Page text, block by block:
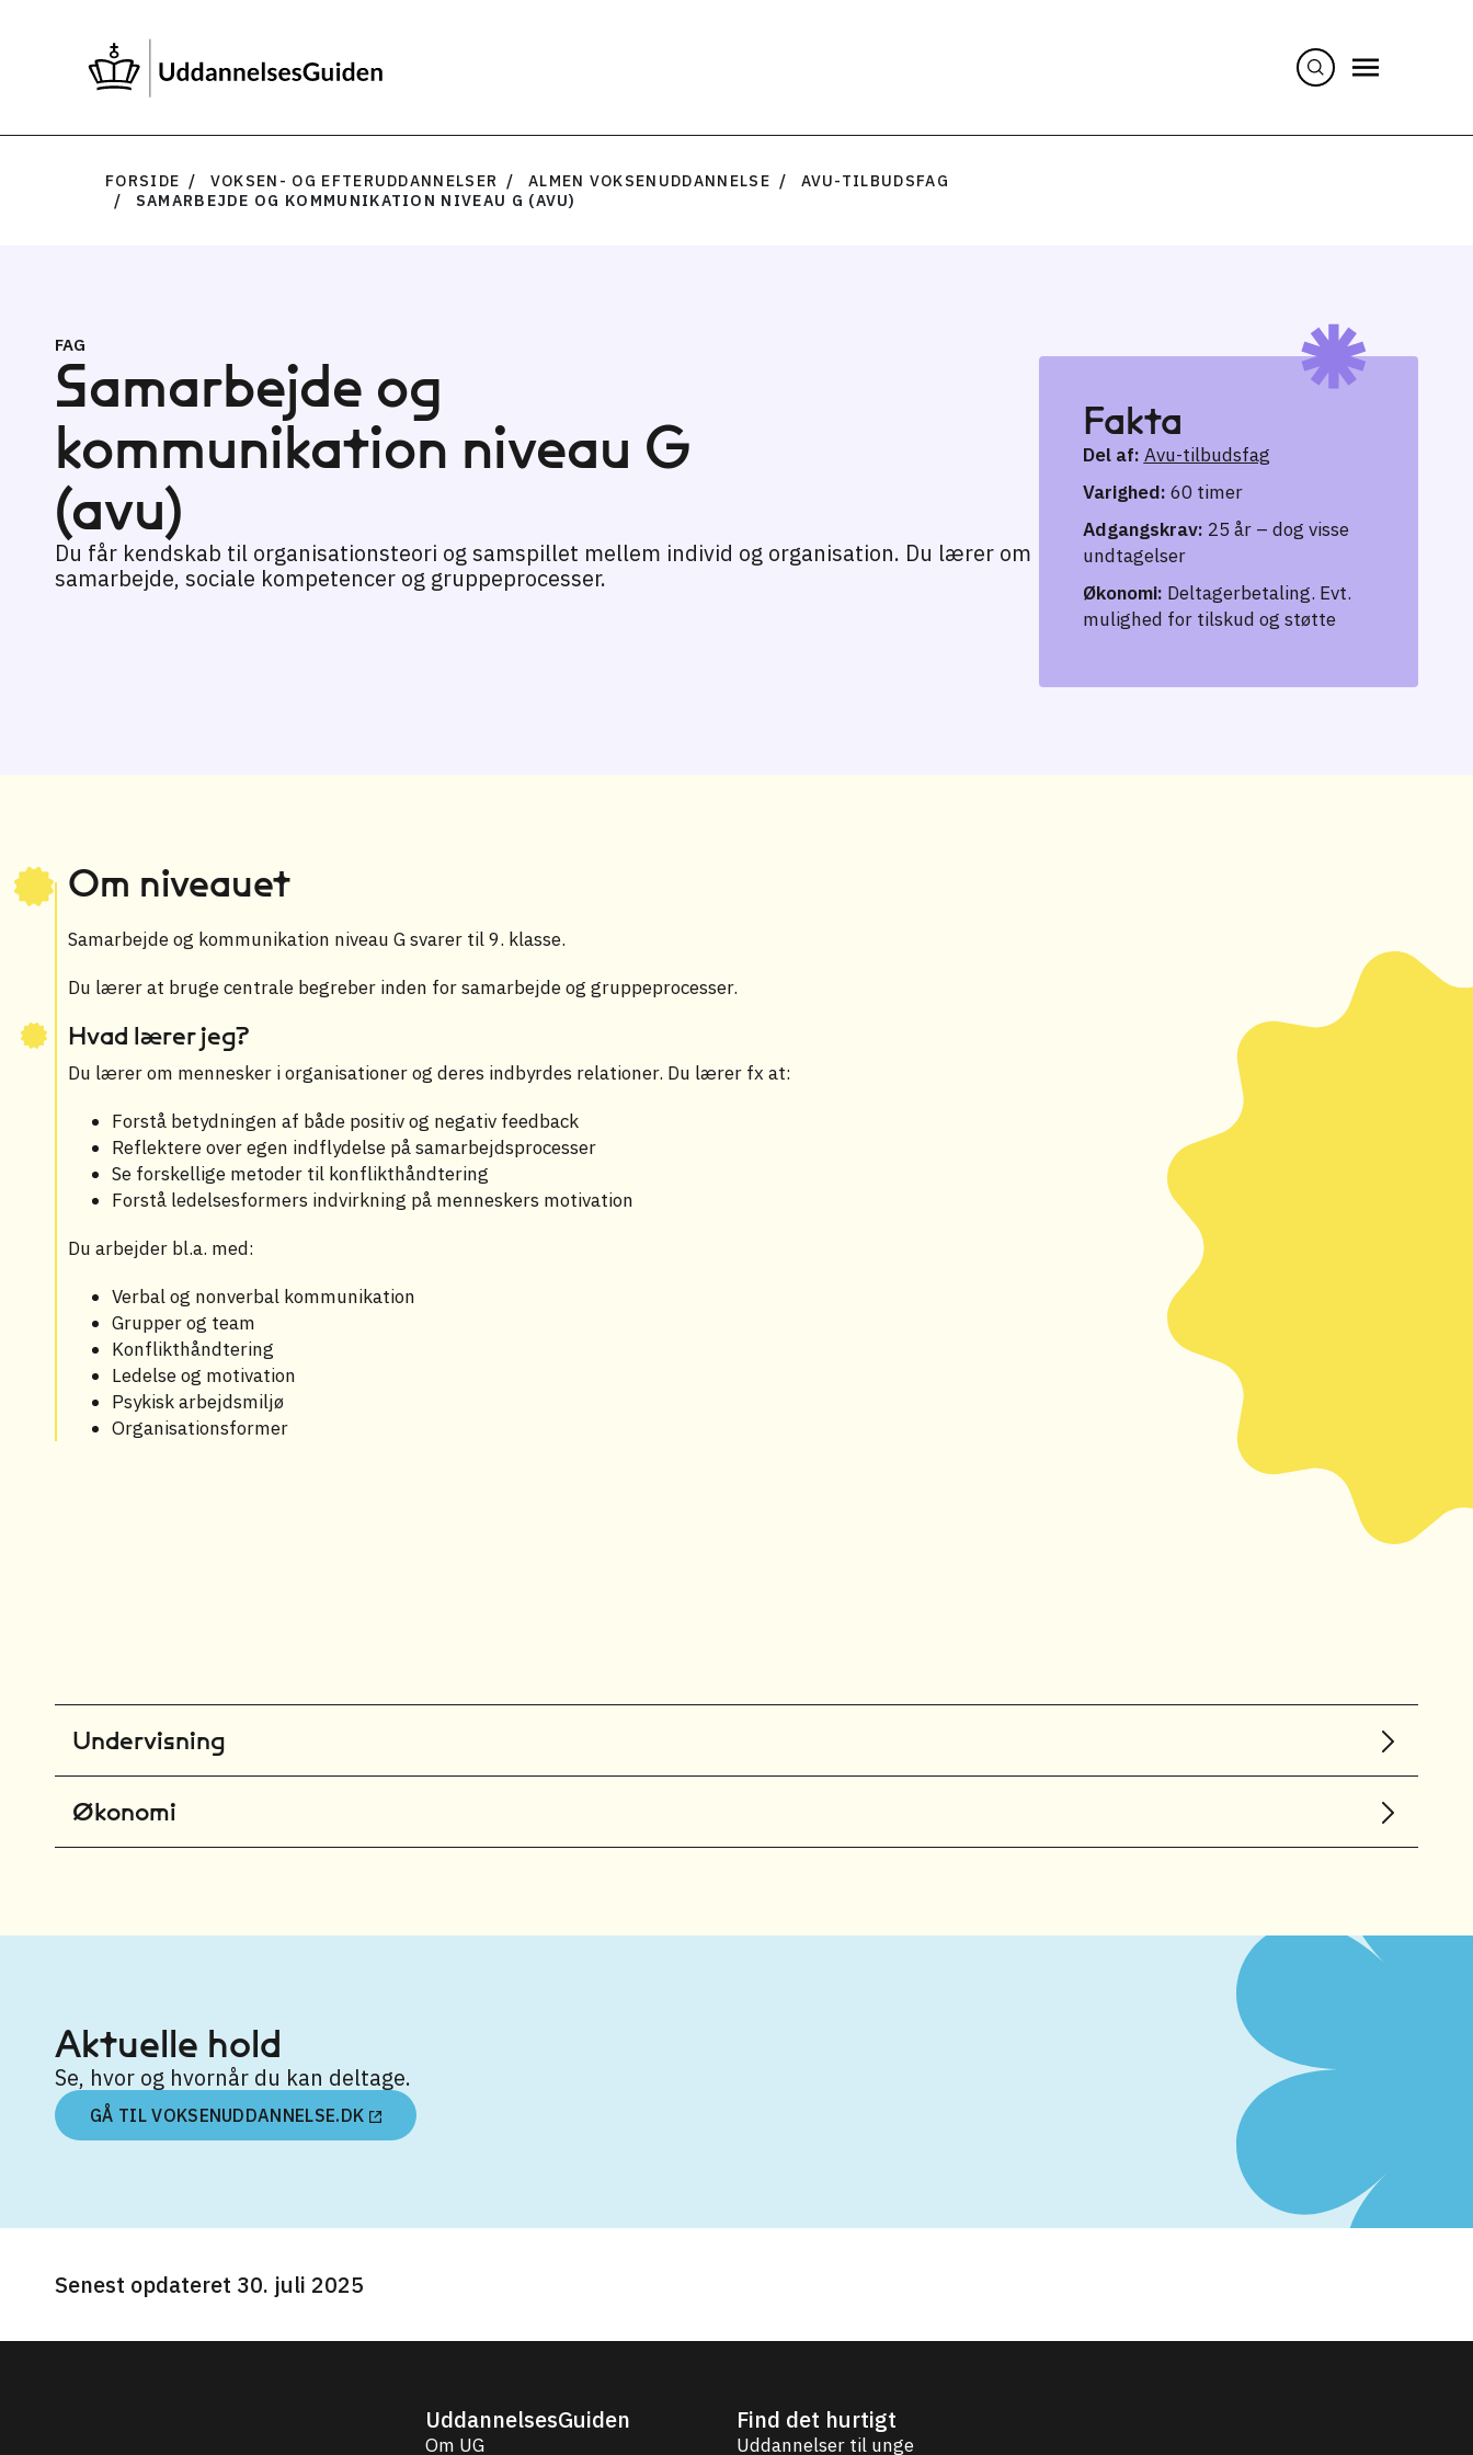
FORSIDE VOKSEN- OG EFTERUDDANNELSER ALMEN VOKSENUDDANNELSE
AVU-TILBUDSFAG
SAMARBEJDE OG KOMMUNIKATION NIVEAU G (AVU)
FAG
Samarbejde og
kommunikation niveau G
(avu)
Du får kendskab til organisationsteori og samspillet mellem individ og organisation. Du lærer om
samarbejde, sociale kompetencer og gruppeprocesser.
Fakta
Del af: Avu-tilbudsfag
Varighed: 60 timer
Adgangskrav: 25 år – dog visse
undtagelser
Økonomi: Deltagerbetaling. Evt.
mulighed for tilskud og støtte
Om niveauet
Samarbejde og kommunikation niveau G svarer til 9. klasse.
Du lærer at bruge centrale begreber inden for samarbejde og gruppeprocesser.
Hvad lærer jeg?
Du lærer om mennesker i organisationer og deres indbyrdes relationer. Du lærer fx at:
Forstå betydningen af både positiv og negativ feedback
Reflektere over egen indflydelse på samarbejdsprocesser
Se forskellige metoder til konflikthåndtering
Forstå ledelsesformers indvirkning på menneskers motivation
Du arbejder bl.a. med:
Verbal og nonverbal kommunikation
Grupper og team
Konflikthåndtering
Ledelse og motivation
Psykisk arbejdsmiljø
Organisationsformer
Undervisning
Økonomi
Aktuelle hold
Se, hvor og hvornår du kan deltage.
GÅ TIL VOKSENUDDANNELSE.DK
Senest opdateret 30. juli 2025
UddannelsesGuiden
Om UG
Find det hurtigt
Uddannelser til unge